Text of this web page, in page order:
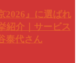
2026』に選ばれ
紹介｜サービス
泰代さん